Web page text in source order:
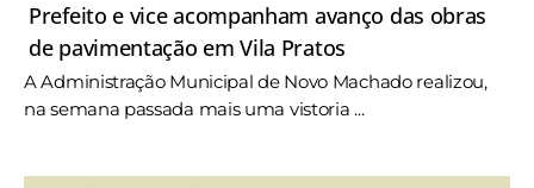
Prefeito e vice acompanham avanço das obras
de pavimentação em Vila Pratos
A Administração Municipal de Novo Machado realizou,
na semana passada mais uma vistoria ...